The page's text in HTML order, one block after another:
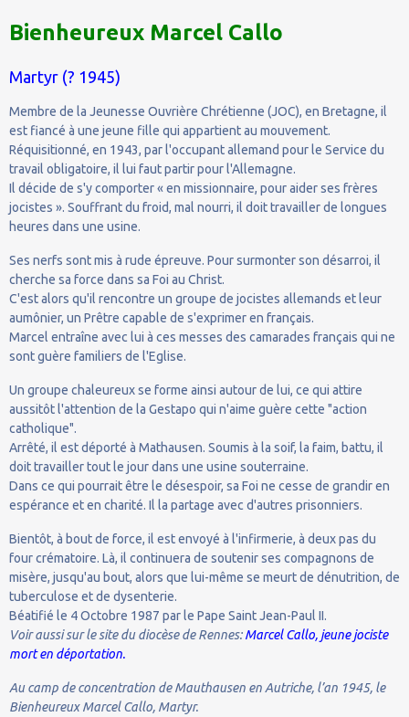
Bienheureux Marcel Callo
Martyr (? 1945)
Membre de la Jeunesse Ouvrière Chrétienne (JOC), en Bretagne, il
est fiancé à une jeune fille qui appartient au mouvement.
Réquisitionné, en 1943, par l'occupant allemand pour le Service du
travail obligatoire, il lui faut partir pour l'Allemagne.
Il décide de s'y comporter « en missionnaire, pour aider ses frères
jocistes ». Souffrant du froid, mal nourri, il doit travailler de longues
heures dans une usine.
Ses nerfs sont mis à rude épreuve. Pour surmonter son désarroi, il
cherche sa force dans sa Foi au Christ.
C'est alors qu'il rencontre un groupe de jocistes allemands et leur
aumônier, un Prêtre capable de s'exprimer en français.
Marcel entraîne avec lui à ces messes des camarades français qui ne
sont guère familiers de l'Eglise.
Un groupe chaleureux se forme ainsi autour de lui, ce qui attire
aussitôt l'attention de la Gestapo qui n'aime guère cette "action
catholique".
Arrêté, il est déporté à Mathausen. Soumis à la soif, la faim, battu, il
doit travailler tout le jour dans une usine souterraine.
Dans ce qui pourrait être le désespoir, sa Foi ne cesse de grandir en
espérance et en charité. Il la partage avec d'autres prisonniers.
Bientôt, à bout de force, il est envoyé à l'infirmerie, à deux pas du
four crématoire. Là, il continuera de soutenir ses compagnons de
misère, jusqu'au bout, alors que lui-même se meurt de dénutrition, de
tuberculose et de dysenterie.
Béatifié le 4 Octobre 1987 par le Pape Saint Jean-Paul II.
Voir aussi sur le site du diocèse de Rennes:Marcel Callo, jeune jociste
mort en déportation.
Au camp de concentration de Mauthausen en Autriche, l’an 1945, le
Bienheureux Marcel Callo, Martyr.